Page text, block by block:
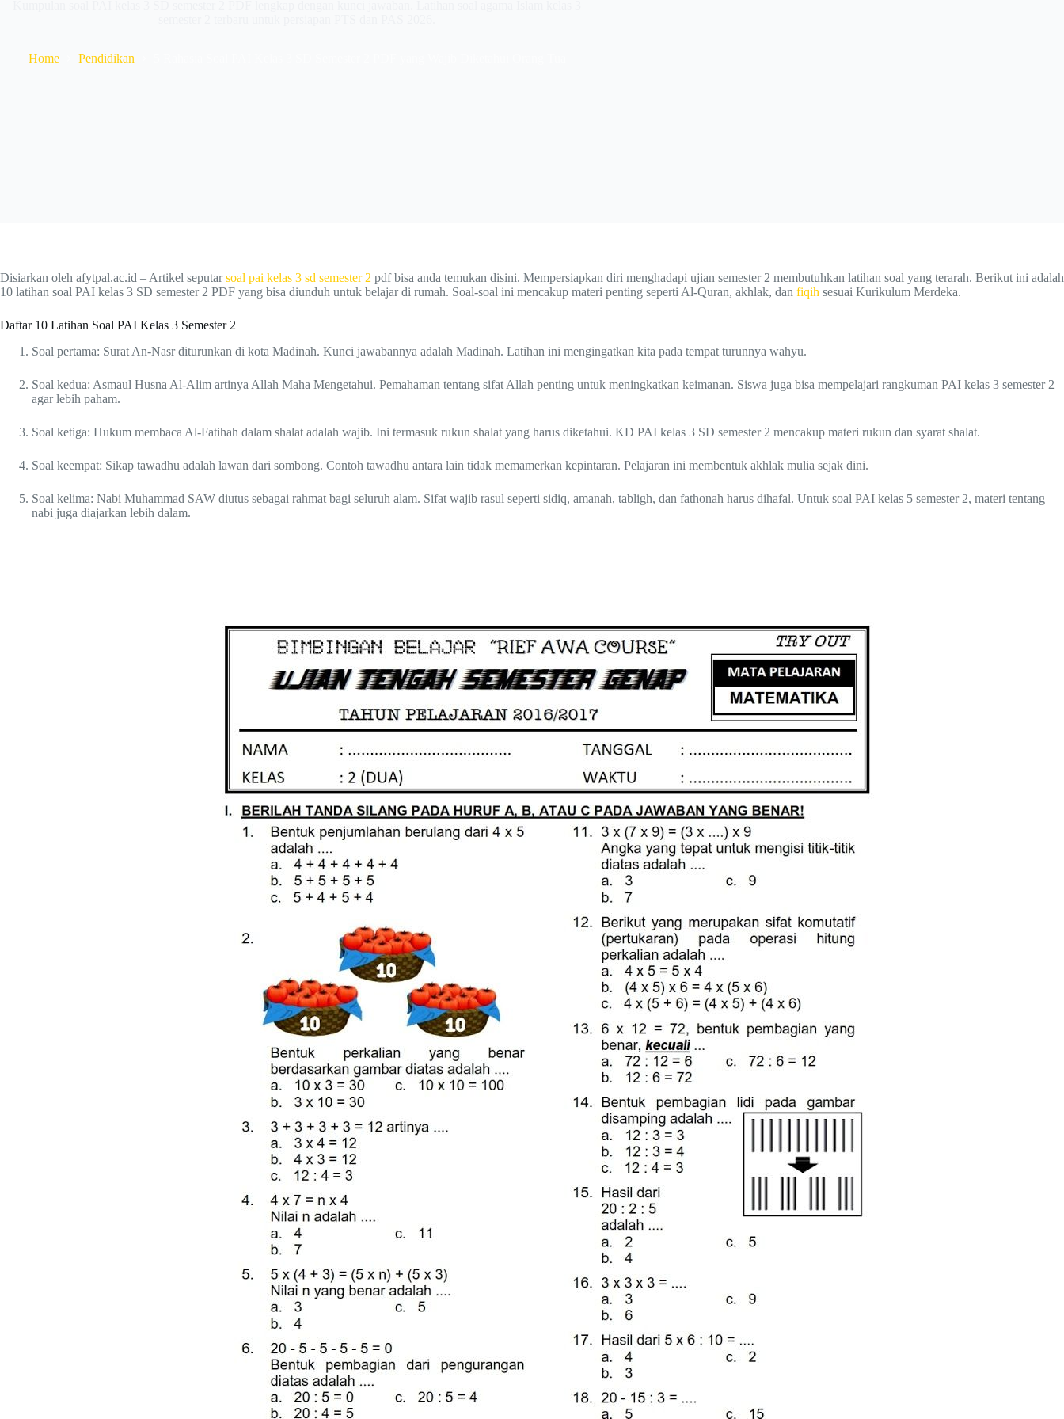
Home Pendidikan
Disiarkan oleh afytpal.ac.id – Artikel seputarsoal pai kelas 3 sd semester 2 pdf bisa anda temukan disini. Mempersiapkan diri menghadapi ujian semester 2 membutuhkan latihan soal yang terarah. Berikut ini adalah
10 latihan soal PAI kelas 3 SD semester 2 PDF yang bisa diunduh untuk belajar di rumah. Soal-soal ini mencakup materi penting seperti Al-Quran, akhlak, dan fiqih sesuai Kurikulum Merdeka.
Daftar 10 Latihan Soal PAI Kelas 3 Semester 2
Soal pertama: Surat An-Nasr diturunkan di kota Madinah. Kunci jawabannya adalah Madinah. Latihan ini mengingatkan kita pada tempat turunnya wahyu.
Soal kedua: Asmaul Husna Al-Alim artinya Allah Maha Mengetahui. Pemahaman tentang sifat Allah penting untuk meningkatkan keimanan. Siswa juga bisa mempelajari rangkuman PAI kelas 3 semester 2
agar lebih paham.
Soal ketiga: Hukum membaca Al-Fatihah dalam shalat adalah wajib. Ini termasuk rukun shalat yang harus diketahui. KD PAI kelas 3 SD semester 2 mencakup materi rukun dan syarat shalat.
Soal keempat: Sikap tawadhu adalah lawan dari sombong. Contoh tawadhu antara lain tidak memamerkan kepintaran. Pelajaran ini membentuk akhlak mulia sejak dini.
Soal kelima: Nabi Muhammad SAW diutus sebagai rahmat bagi seluruh alam. Sifat wajib rasul seperti sidiq, amanah, tabligh, dan fathonah harus dihafal. Untuk soal PAI kelas 5 semester 2, materi tentang
nabi juga diajarkan lebih dalam.